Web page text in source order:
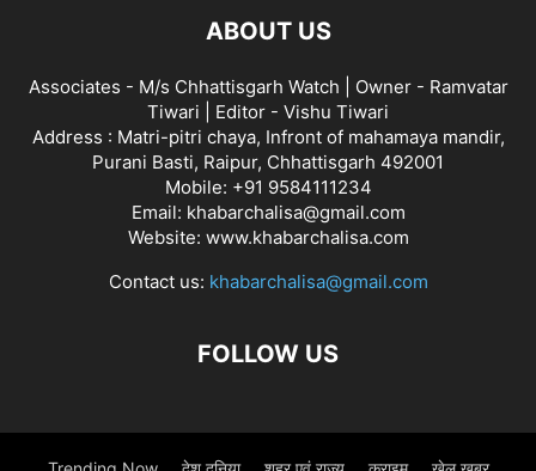
ABOUT US
Associates - M/s Chhattisgarh Watch | Owner - Ramvatar
Tiwari | Editor - Vishu Tiwari
Address : Matri-pitri chaya, Infront of mahamaya mandir,
Purani Basti, Raipur, Chhattisgarh 492001
Mobile: +91 9584111234
Email: khabarchalisa@gmail.com
Website: www.khabarchalisa.com
Contact us: khabarchalisa@gmail.com
FOLLOW US